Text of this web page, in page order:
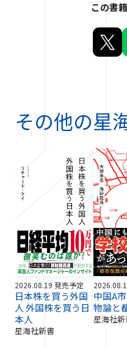
この書
その他の星
2026.08.19 発売予定
日本株を買う外国
人 外国株を買う日
本人
星海社新書
中国A
物論と
星海社